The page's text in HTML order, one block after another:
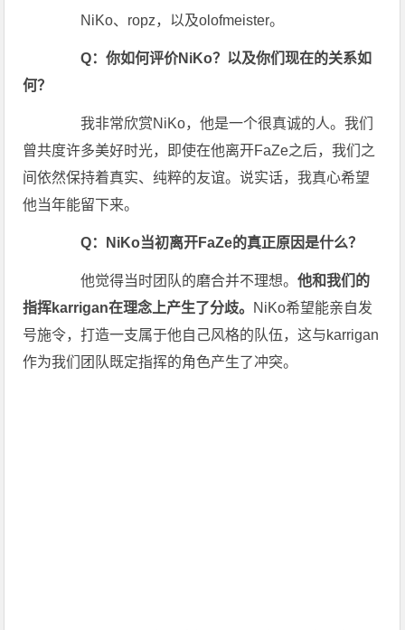
NiKo、ropz，以及olofmeister。
Q：你如何评价NiKo？以及你们现在的关系如
何？
我非常欣赏NiKo，他是一个很真诚的人。我们
曾共度许多美好时光，即使在他离开FaZe之后，我们之
间依然保持着真实、纯粹的友谊。说实话，我真心希望
他当年能留下来。
Q：NiKo当初离开FaZe的真正原因是什么？
他觉得当时团队的磨合并不理想。他和我们的
指挥karrigan在理念上产生了分歧。 NiKo希望能亲自发
号施令，打造一支属于他自己风格的队伍，这与karrigan
作为我们团队既定指挥的角色产生了冲突。